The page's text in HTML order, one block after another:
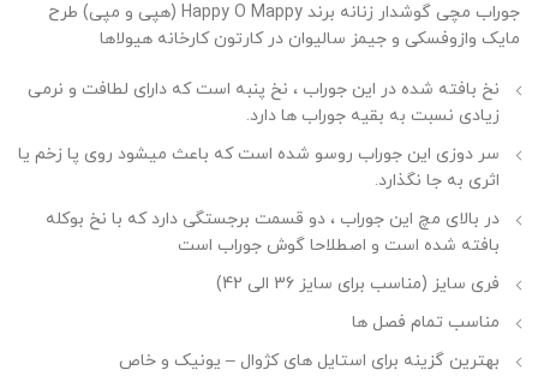
جوراب مچی گوشدار زنانه برند Happy O Mappy (هپی و مپی) طرح
مایک وازوفسکی و جیمز سالیوان در کارتون کارخانه هیولاها
نخ بافته شده در این جوراب ، نخ پنبه است که دارای لطافت و نرمی
زیادی نسبت به بقیه جوراب ها دارد.
سر دوزی این جوراب روسو شده است که باعث میشود روی پا زخم یا
اثری به جا نگذارد.
در بالای مچ این جوراب ، دو قسمت برجستگی دارد که با نخ بوکله
بافته شده است و اصطلاحا گوش جوراب است
فری سایز (مناسب برای سایز 36 الی 42)
مناسب تمام فصل ها
بهترین گزینه برای استایل های کژوال – یونیک و خاص